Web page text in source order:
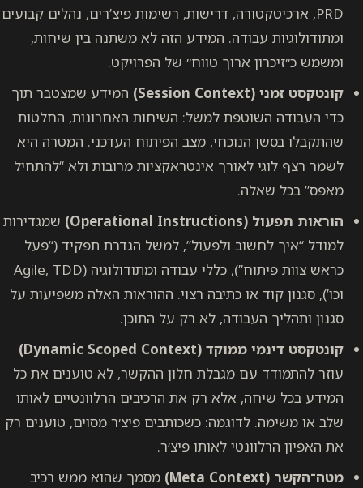
PRD, ארכיטקטורה, דרישות, רשימות פיצ’רים, נהלים קבועים
ומתודולוגיות עבודה. המידע הזה לא משתנה בין שיחות,
ומשמש כ״זיכרון ארוך טווח״ של הפרויקט.
קונטקסט זמני (Session Context)
המידע שמצטבר תוך
כדי העבודה השוטפת למשל: השיחות האחרונות, החלטות
שהתקבלו בסשן הנוכחי, מצב הפיתוח העדכני. המטרה היא
לשמר רצף לוגי לאורך אינטראקציות מרובות ולא “להתחיל
מאפס” בכל שאלה.
הוראות תפעול (Operational Instructions)
שמגדירות
למודל “איך לחשוב ולפעול”, למשל הגדרת תפקיד (“פעל
כראש צוות פיתוח”), כללי עבודה ומתודולוגיה (Agile, TDD
וכו’), סגנון קוד או כתיבה רצוי. ההוראות האלה משפיעות על
סגנון ותהליך העבודה, לא רק על התוכן.
קונטקסט דינמי ממוקד (Dynamic Scoped Context)
עוזר להתמודד עם מגבלת חלון ההקשר, לא טוענים את כל
המידע בכל שיחה, אלא רק את הרכיבים הרלוונטיים לאותו
שלב או משימה. לדוגמה: כשכותבים פיצ׳ר מסוים, טוענים רק
את האפיון הרלוונטי לאותו פיצ׳ר.
מטה־הקשר (Meta Context)
מסמך שהוא ממש רכיב